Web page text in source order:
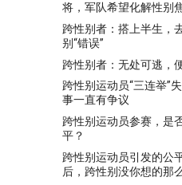
将，军队希望化解性别
跨性别者：搭上半生，
别“错误”
跨性别者：无处可逃，
跨性别运动员“三连举”
事一直有争议
跨性别运动员参赛，是
平？
跨性别运动员引发的公
后，跨性别没你想的那